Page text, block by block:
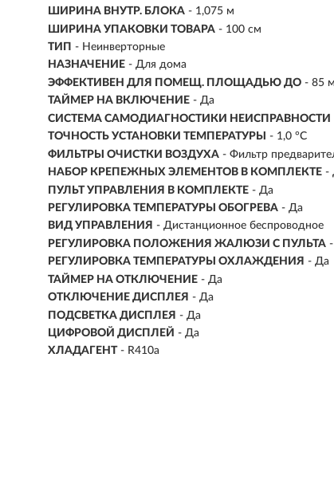
ШИРИНА ВНУТР. БЛОКА - 1,075 м
ШИРИНА УПАКОВКИ ТОВАРА - 100 см
ТИП - Неинверторные
НАЗНАЧЕНИЕ - Для дома
ЭФФЕКТИВЕН ДЛЯ ПОМЕЩ. ПЛОЩАДЬЮ ДО - 85
ТАЙМЕР НА ВКЛЮЧЕНИЕ - Да
СИСТЕМА САМОДИАГНОСТИКИ НЕИСПРАВНОСТИ
ТОЧНОСТЬ УСТАНОВКИ ТЕМПЕРАТУРЫ
- 1,0 °С
ФИЛЬТРЫ ОЧИСТКИ ВОЗДУХА - Фильтр
НАБОР КРЕПЕЖНЫХ ЭЛЕМЕНТОВ В КОМПЛЕКТЕ -
ПУЛЬТ УПРАВЛЕНИЯ В КОМПЛЕКТЕ - Да
РЕГУЛИРОВКА ТЕМПЕРАТУРЫ ОБОГРЕВА - Да
ВИД УПРАВЛЕНИЯ - Дистанционное беспроводное
РЕГУЛИРОВКА ПОЛОЖЕНИЯ ЖАЛЮЗИ С ПУЛЬТА
РЕГУЛИРОВКА ТЕМПЕРАТУРЫ ОХЛАЖДЕНИЯ - Да
ТАЙМЕР НА ОТКЛЮЧЕНИЕ - Да
ОТКЛЮЧЕНИЕ ДИСПЛЕЯ - Да
ПОДСВЕТКА ДИСПЛЕЯ - Да
ЦИФРОВОЙ ДИСПЛЕЙ - Да
ХЛАДАГЕНТ - R410a